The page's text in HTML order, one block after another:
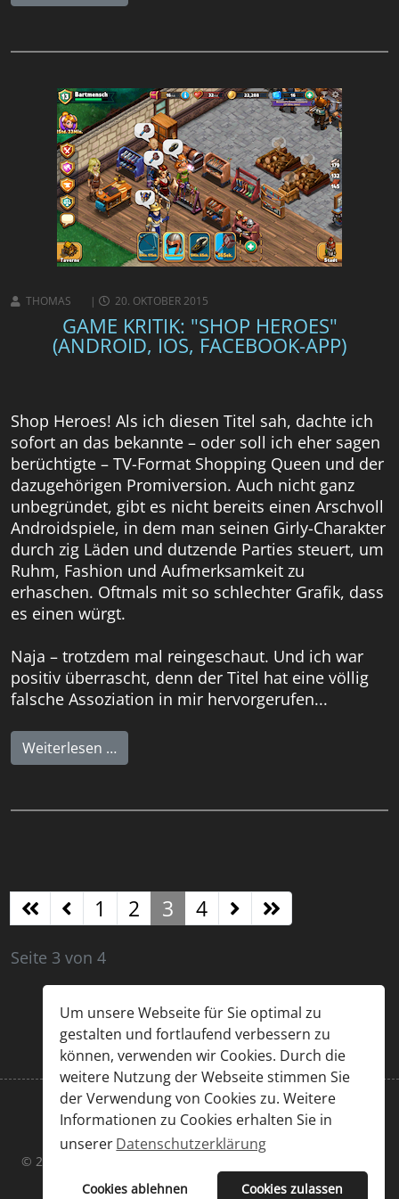
Um unsere Webseite für Sie optimal zu
gestalten und fortlaufend verbessern zu
können, verwenden wir Cookies. Durch die
weitere Nutzung der Webseite stimmen Sie
der Verwendung von Cookies zu. Weitere
Informationen zu Cookies erhalten Sie in
unsererDatenschutzerklärung
Cookies ablehnen Cookies zulassen
THOMAS 20. OKTOBER 2015
GAME KRITIK: "SHOP HEROES"
(ANDROID, IOS, FACEBOOK-APP)
Shop Heroes! Als ich diesen Titel sah, dachte ich
sofort an das bekannte – oder soll ich eher sagen
berüchtigte – TV-Format Shopping Queen und der
dazugehörigen Promiversion. Auch nicht ganz
unbegründet, gibt es nicht bereits einen Arschvoll
Androidspiele, in dem man seinen Girly-Charakter
durch zig Läden und dutzende Parties steuert, um
Ruhm, Fashion und Aufmerksamkeit zu
erhaschen. Oftmals mit so schlechter Grafik, dass
es einen würgt.
Naja – trotzdem mal reingeschaut. Und ich war
positiv überrascht, denn der Titel hat eine völlig
falsche Assoziation in mir hervorgerufen...
Weiterlesen …
1 2 3 4
Seite 3 von 4
Impressum Datenschutz
© 2026 Chris Großöhmigen & Sascha Kummer. Designed By
JoomShaper